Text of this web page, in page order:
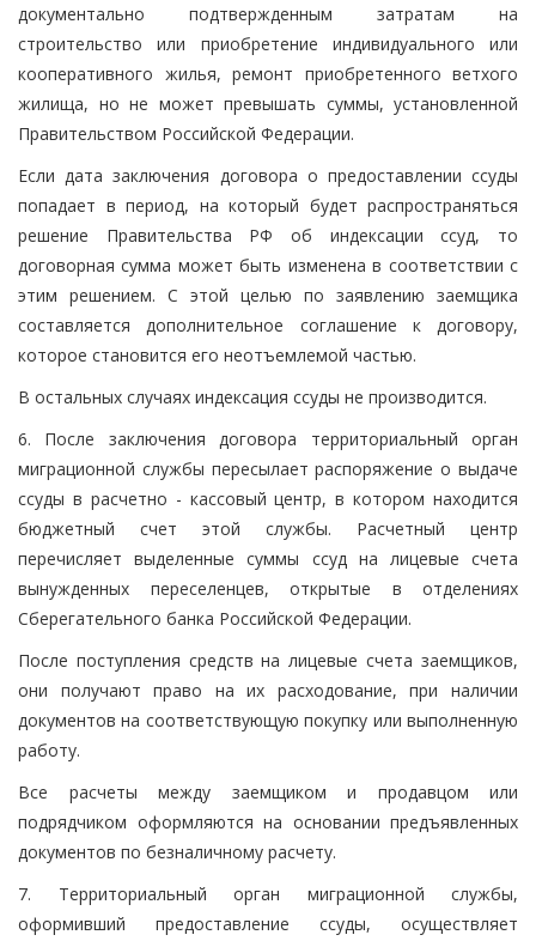
документально подтвержденным затратам на
строительство или приобретение индивидуального или
кооперативного жилья, ремонт приобретенного ветхого
жилища, но не может превышать суммы, установленной
Правительством Российской Федерации.
Если дата заключения договора о предоставлении ссуды
попадает в период, на который будет распространяться
решение Правительства РФ об индексации ссуд, то
договорная сумма может быть изменена в соответствии с
этим решением. С этой целью по заявлению заемщика
составляется дополнительное соглашение к договору,
которое становится его неотъемлемой частью.
В остальных случаях индексация ссуды не производится.
6. После заключения договора территориальный орган
миграционной службы пересылает распоряжение о выдаче
ссуды в расчетно - кассовый центр, в котором находится
бюджетный счет этой службы. Расчетный центр
перечисляет выделенные суммы ссуд на лицевые счета
вынужденных переселенцев, открытые в отделениях
Сберегательного банка Российской Федерации.
После поступления средств на лицевые счета заемщиков,
они получают право на их расходование, при наличии
документов на соответствующую покупку или выполненную
работу.
Все расчеты между заемщиком и продавцом или
подрядчиком оформляются на основании предъявленных
документов по безналичному расчету.
7. Территориальный орган миграционной службы,
оформивший предоставление ссуды, осуществляет